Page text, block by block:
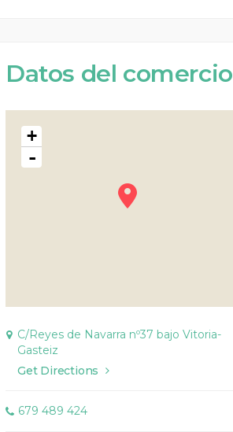
Datos del comercio
+
-
C/Reyes de Navarra nº37 bajo Vitoria-
Gasteiz
Get Directions
679 489 424